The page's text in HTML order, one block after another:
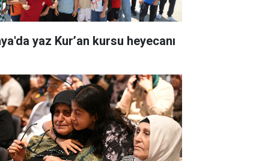
yaz Kur’an kursu heyecanı